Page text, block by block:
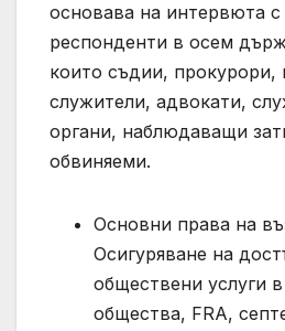
основава на интервюта с
респонденти в осем
които съдии, прокурори,
служители, адвокати,
органи, наблюдаващи
обвиняеми.
Основни права на
Осигуряване на
обществени услуги
общества, FRA,